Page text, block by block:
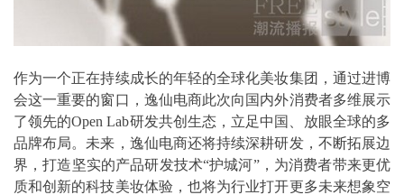
作为一个正在持续成长的年轻的全球化美妆集团，通过进博
会这一重要的窗口，逸仙电商此次向国内外消费者多维展示
了领先的Open Lab研发共创生态，立足中国、放眼全球的多
品牌布局。未来，逸仙电商还将持续深耕研发，不断拓展边
界，打造坚实的产品研发技术“护城河”，为消费者带来更优
质和创新的科技美妆体验，也将为行业打开更多未来想象空